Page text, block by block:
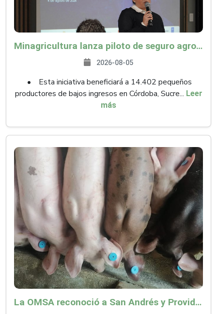
Minagricultura lanza piloto de seguro agropecuario por $9.625 millones para proteger a más de 14.000 pequeños productores contra riesgos del Fenómeno de El Niño
2026-08-05
• Esta iniciativa beneficiará a 14.402 pequeños
productores de bajos ingresos en Córdoba, Sucre... Leer
más
La OMSA reconoció a San Andrés y Providencia como zona libre de Peste Porcina Clásica (PPC)